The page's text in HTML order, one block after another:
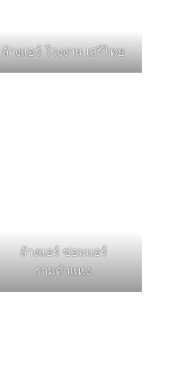
ล้างแอร์ โรงงาน เสรีไทย
ล้างแอร์ ซ่อมแอร์
รามคำแหง